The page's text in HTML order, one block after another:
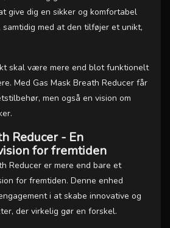
give dig en sikker og komfortabel
samtidig med at den tilføjer et unikt,
skal være mere end blot funktionelt
Med Gas Mask Breath Reducer får
men også en vision om
Reducer - En
for fremtiden
Reducer er mere end bare et
for fremtiden. Denne enhed
i at skabe innovative og
der virkelig gør en forskel.